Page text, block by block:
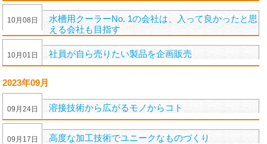
10月 08 日
水槽用クーラーNo. 1の会社は、入って良かったと思
える会社も目指す
10月 01 日 社員が自ら売りたい製品を企画販売
2023年09月
09 月 24日 溶接技術から広がるモノからコト
09 月 17 日 高度な加工技術でユニークなものづくり